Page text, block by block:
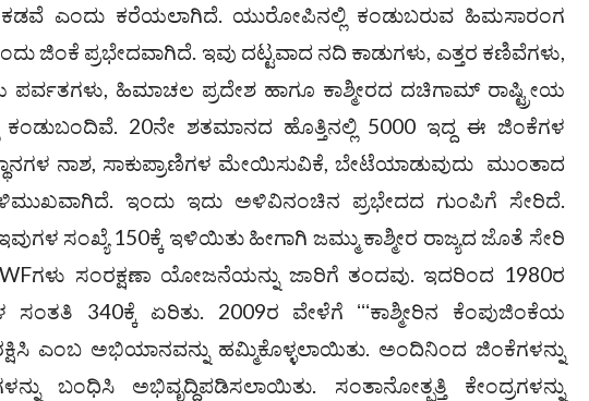
ಕಡವೆ ಎಂದು ಕರೆಯಲಾಗಿದೆ. ಯುರೋಪಿನಲ್ಲಿ ಕಂಡುಬರುವ ಹಿಮಸಾರಂಗ
ಜಿಂಕೆ ಪ್ರಭೇದವಾಗಿದೆ. ಇವು ದಟ್ಟವಾದ ನದಿ ಕಾಡುಗಳು, ಎತ್ತರ ಕಣಿವೆಗಳು,
ಪರ್ವತಗಳು, ಹಿಮಾಚಲ ಪ್ರದೇಶ ಹಾಗೂ ಕಾಶ್ಮೀರದ ದಚಿಗಾಮ್‌ ರಾಷ್ಟ್ರೀಯ
ಕಂಡುಬಂದಿವೆ. 20ನೇ ಶತಮಾನದ ಹೊತ್ತಿನಲ್ಲಿ 5000 ಇದ್ದ ಈ ಜಿಂಕೆಗಳ
ನಾಶ, ಸಾಕುಪ್ರಾಣಿಗಳ ಮೇಯಿಸುವಿಕೆ, ಬೇಟೆಯಾಡುವುದು ಮುಂತಾದ
ಇಂದು ಇದು ಅಳಿವಿನಂಚಿನ ಪ್ರಭೇದದ ಗುಂಪಿಗೆ ಸೇರಿದೆ.
ಸಂಖ್ಯೆ 150ಕ್ಕೆ ಇಳಿಯಿತು ಹೀಗಾಗಿ ಜಮ್ಮು ಕಾಶ್ಮೀರ ರಾಜ್ಯದ ಜೊತೆ ಸೇರಿ
ಸಂರಕ್ಷಣಾ ಯೋಜನೆಯನ್ನು ಜಾರಿಗೆ ತಂದವು. ಇದರಿಂದ 1980ರ
340ಕ್ಕೆ ಏರಿತು. 2009ರ ವೇಳೆಗೆ ʻʻʻಕಾಶ್ಮೀರಿನ ಕೆಂಪುಜಿಂಕೆಯ
ಎಂಬ ಅಭಿಯಾನವನ್ನು ಹಮ್ಮಿಕೊಳ್ಳಲಾಯಿತು. ಅಂದಿನಿಂದ ಜಿಂಕೆಗಳನ್ನು
ಬಂಧಿಸಿ ಅಭಿವೃದ್ಧಿಪಡಿಸಲಾಯಿತು. ಸಂತಾನೋತ್ಪತ್ತಿ ಕೇಂದ್ರಗಳನ್ನು